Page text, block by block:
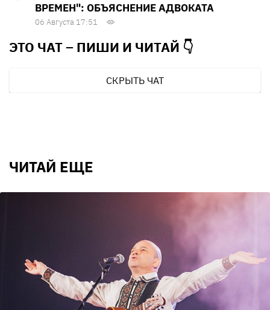
ВРЕМЕН": ОБЪЯСНЕНИЕ АДВОКАТА
06 Августа 17:51
ЭТО ЧАТ – ПИШИ И ЧИТАЙ 👇
СКРЫТЬ ЧАТ
ЧИТАЙ ЕЩЕ